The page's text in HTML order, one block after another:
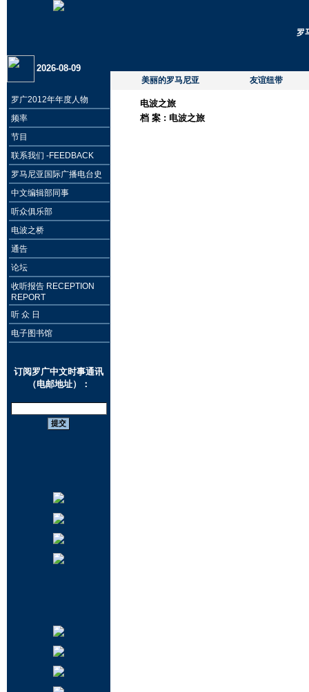
罗
2026-08-09
美丽的罗马尼亚
友谊纽带
罗广2012年年度人物
频率
节目
联系我们 -FEEDBACK
罗马尼亚国际广播电台史
中文编辑部同事
听众俱乐部
电波之桥
通告
论坛
收听报告 RECEPTION
REPORT
听 众 日
电子图书馆
订阅罗广中文时事通讯
（电邮地址）：
电波之旅
档 案 : 电波之旅